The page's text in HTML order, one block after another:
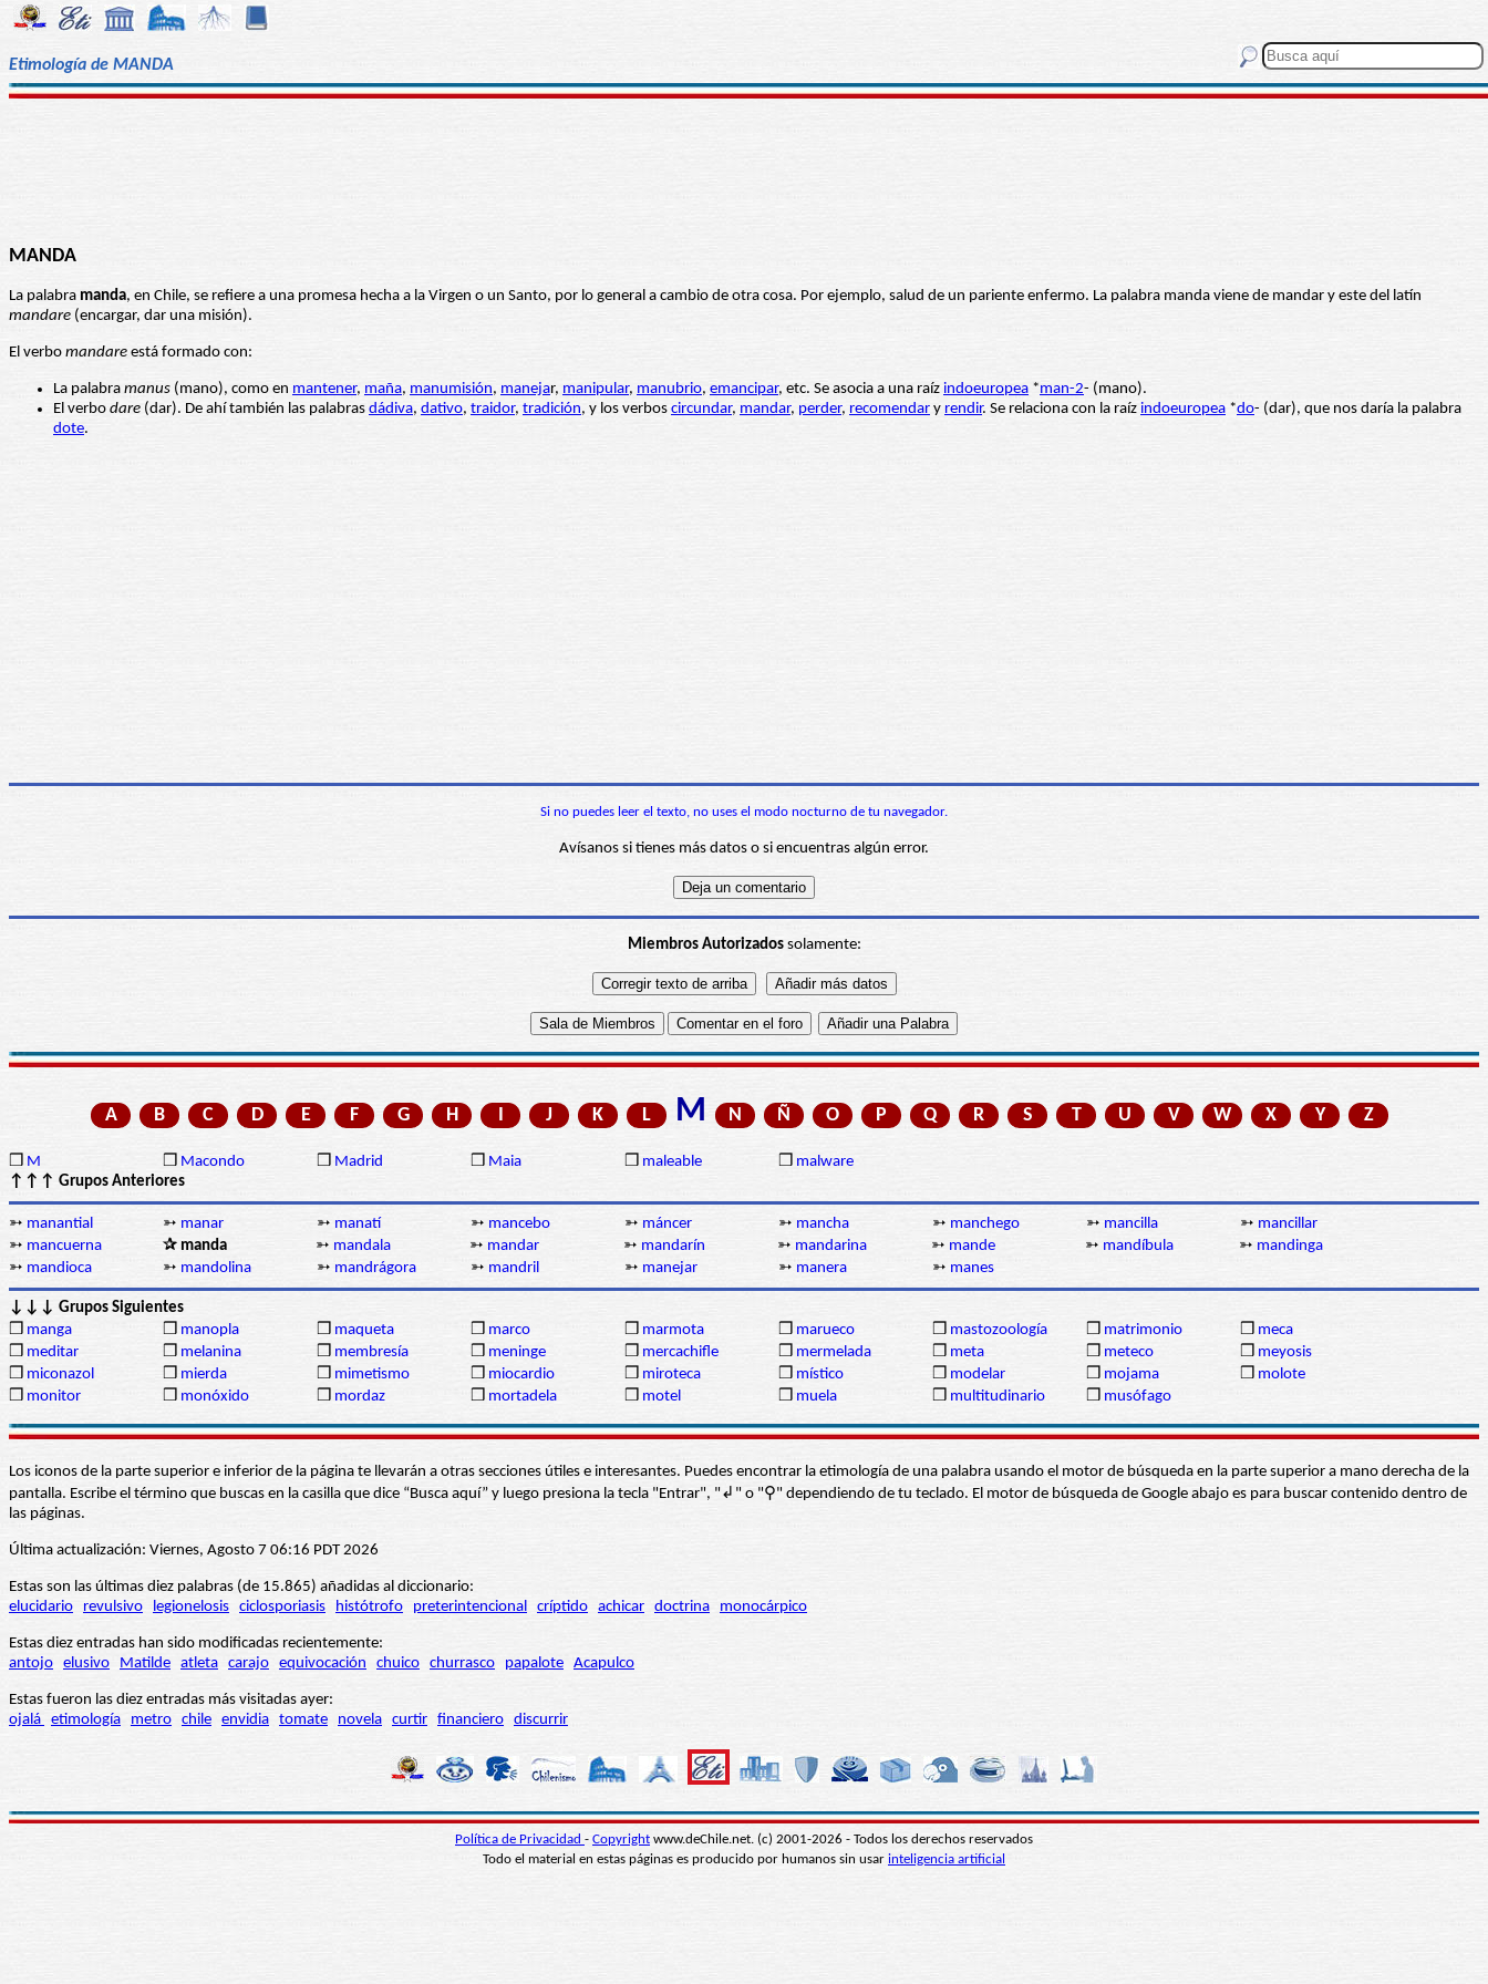
Etimología de MANDA
MANDA
La palabra manda, en Chile, se refiere a una promesa hecha a la Virgen o un Santo, por lo general a cambio de otra cosa. Por ejemplo, salud de un pariente enfermo. La palabra manda viene de mandar y este del latín
mandare (encargar, dar una misión).
El verbo mandare está formado con:
La palabra manus (mano), como en mantener, maña, manumisión, manejar, manipular, manubrio, emancipar, etc. Se asocia a una raíz indoeuropea *man-2- (mano).
El verbo dare (dar). De ahí también las palabras dádiva, dativo, traidor, tradición, y los verbos circundar, mandar, perder, recomendar y rendir. Se relaciona con la raíz indoeuropea *do- (dar), que nos daría la palabra
dote.
Si no puedes leer el texto, no uses el modo nocturno de tu navegador.
Avísanos si tienes más datos o si encuentras algún error.
Miembros Autorizadossolamente:
A B C D E F G H I J K L M N Ñ O P Q R S T U V W X Y Z
❒ M ❒ Macondo ❒ Madrid ❒ Maia ❒ maleable ❒ malware
↑↑↑ Grupos Anteriores
➳ manantial ➳ manar ➳ manatí ➳ mancebo ➳ máncer ➳ mancha ➳ manchego ➳ mancilla ➳ mancillar
➳ mancuerna ✰ manda ➳ mandala ➳ mandar ➳ mandarín ➳ mandarina ➳ mande ➳ mandíbula ➳ mandinga
➳ mandioca ➳ mandolina ➳ mandrágora ➳ mandril ➳ manejar ➳ manera ➳ manes
↓↓↓ Grupos Siguientes
❒ manga ❒ manopla ❒ maqueta ❒ marco ❒ marmota ❒ marueco ❒ mastozoología ❒ matrimonio ❒ meca
❒ meditar ❒ melanina ❒ membresía ❒ meninge ❒ mercachifle ❒ mermelada ❒ meta ❒ meteco ❒ meyosis
❒ miconazol ❒ mierda ❒ mimetismo ❒ miocardio ❒ miroteca ❒ místico ❒ modelar ❒ mojama ❒ molote
❒ monitor ❒ monóxido ❒ mordaz ❒ mortadela ❒ motel ❒ muela ❒ multitudinario ❒ musófago
Los iconos de la parte superior e inferior de la página te llevarán a otras secciones útiles e interesantes. Puedes encontrar la etimología de una palabra usando el motor de búsqueda en la parte superior a mano derecha de la
pantalla. Escribe el término que buscas en la casilla que dice “Busca aquí” y luego presiona la tecla "Entrar", "↲" o "⚲" dependiendo de tu teclado. El motor de búsqueda de Google abajo es para buscar contenido dentro de
las páginas.
Última actualización: Viernes, Agosto 7 06:16 PDT 2026
Estas son las últimas diez palabras (de 15.865) añadidas al diccionario:
elucidario
revulsivo legionelosis ciclosporiasis histótrofo preterintencional críptido achicar doctrina monocárpico
Estas diez entradas han sido modificadas recientemente:
antojo elusivo Matilde atleta carajo equivocación chuico churrasco papalote Acapulco
Estas fueron las diez entradas más visitadas ayer:
ojalá etimología metro chile envidia tomate novela curtir financiero discurrir
Política de Privacidad - Copyright www.deChile.net. (c) 2001-2026 - Todos los derechos reservados
Todo el material en estas páginas es producido por humanos sin usar inteligencia artificial